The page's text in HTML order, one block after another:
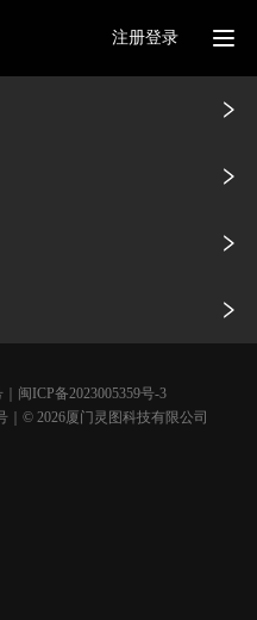
注册登录
闽ICP备2023005359号-3
｜© 2026厦门灵图科技有限公司